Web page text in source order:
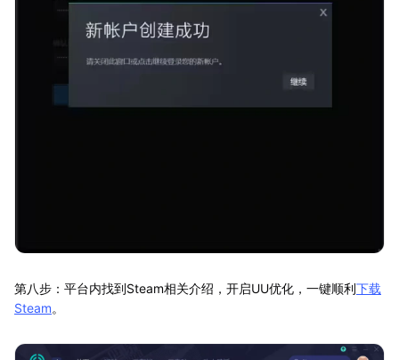
第八步：平台内找到Steam相关介绍，开启UU优化，一键顺利下载
Steam。